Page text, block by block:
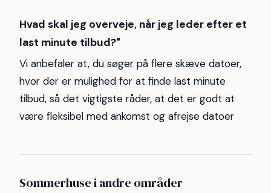
Hvad skal jeg overveje, når jeg leder efter et
last minute tilbud?"
Vi anbefaler at, du søger på flere skæve datoer,
hvor der er mulighed for at finde last minute
tilbud, så det vigtigste råder, at det er godt at
være fleksibel med ankomst og afrejse datoer
Sommerhuse i andre områder